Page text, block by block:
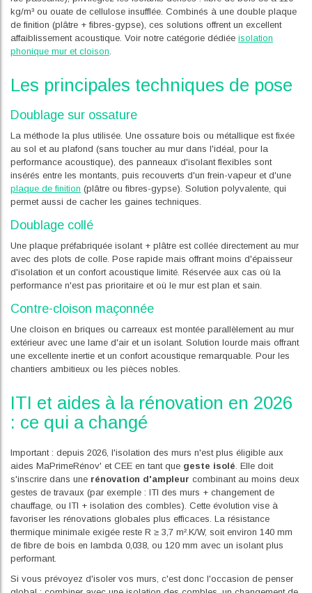
kg/m³ ou ouate de cellulose insufflée. Combinés à une double plaque
de finition (plâtre + fibres-gypse), ces solutions offrent un excellent
affaiblissement acoustique. Voir notre catégorie dédiée isolation
phonique mur et cloison
Les principales techniques de pose
Doublage sur ossature
La méthode la plus utilisée. Une ossature bois ou métallique est fixée
au sol et au plafond (sans toucher au mur dans l'idéal, pour la
performance acoustique), des panneaux d'isolant flexibles sont
insérés entre les montants, puis recouverts d'un frein-vapeur et d'une
plaque de finition (plâtre ou fibres-gypse). Solution polyvalente, qui
permet aussi de cacher les gaines techniques.
Doublage collé
Une plaque préfabriquée isolant + plâtre est collée directement au mur
avec des plots de colle. Pose rapide mais offrant moins d'épaisseur
d'isolation et un confort acoustique limité. Réservée aux cas où la
performance n'est pas prioritaire et où le mur est plan et sain.
Contre-cloison maçonnée
Une cloison en briques ou carreaux est montée parallèlement au mur
extérieur avec une lame d'air et un isolant. Solution lourde mais offrant
une excellente inertie et un confort acoustique remarquable. Pour les
chantiers ambitieux ou les pièces nobles.
ITI et aides à la rénovation en 2026
: ce qui a changé
Important : depuis 2026, l'isolation des murs n'est plus éligible aux
aides MaPrimeRénov' et CEE en tant que geste isolé . Elle doit
s'inscrire dans une rénovation d'ampleur combinant au moins deux
gestes de travaux (par exemple : ITI des murs + changement de
chauffage, ou ITI + isolation des combles). Cette évolution vise à
favoriser les rénovations globales plus efficaces. La résistance
thermique minimale exigée reste R ≥ 3,7 m².K/W, soit environ 140 mm
de fibre de bois en lambda 0,038, ou 120 mm avec un isolant plus
performant.
Si vous prévoyez d'isoler vos murs, c'est donc l'occasion de penser